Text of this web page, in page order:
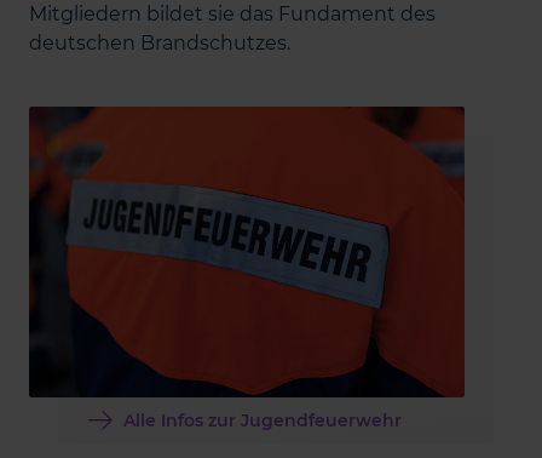
Mitgliedern bildet sie das Fundament des
deutschen Brandschutzes.
Alle Infos zur Jugendfeuerwehr